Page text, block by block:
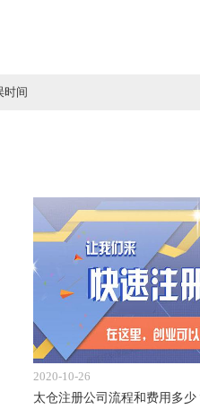
时间
2020-10-26
太仓注册公司流程和费用多少